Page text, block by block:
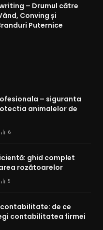
– Drumul către
Conving și
Puternice
– siguranta
animalelor de
6
ghid complet
rozătoarelor
5
de ce
contabilitatea firmei